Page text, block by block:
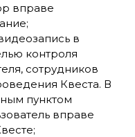
вправе
в
контроля
сотрудников
Квеста. В
пунктом
вправе